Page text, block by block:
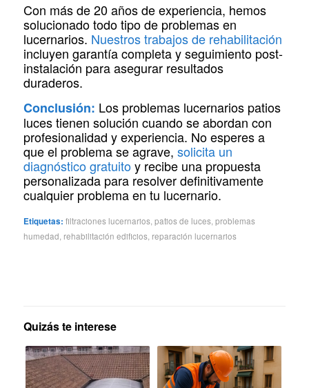
Con más de 20 años de experiencia, hemos
solucionado todo tipo de problemas en
lucernarios. Nuestros trabajos de rehabilitación
incluyen garantía completa y seguimiento post-
instalación para asegurar resultados
duraderos.
Conclusión: Los problemas lucernarios patios
luces tienen solución cuando se abordan con
profesionalidad y experiencia. No esperes a
que el problema se agrave, solicita un
diagnóstico gratuitoy recibe una propuesta
personalizada para resolver definitivamente
cualquier problema en tu lucernario.
Etiquetas: filtraciones lucernarios, patios de luces, problemas
humedad rehabilitación edificios, reparación lucernarios
Quizás te interese